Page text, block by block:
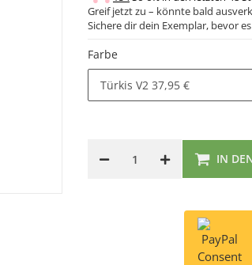
Greif jetzt zu – könnte bald
Sichere dir dein Exemplar, bevor
Farbe
Türkis V2 37,95 €
IN
Consent